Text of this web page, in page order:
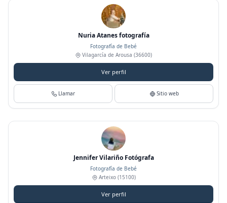
Nuria Atanes fotografía
Fotografía de Bebé
Vilagarcía de Arousa (36600)
Ver perfil
Llamar Sitio web
Jennifer Vilariño Fotógrafa
Fotografía de Bebé
Arteixo(15100)
Ver perfil